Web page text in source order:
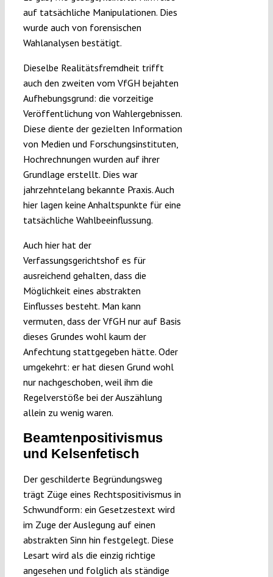
auf tatsächliche Manipulationen. Dies
wurde auch von forensischen
Wahlanalysen bestätigt.
Dieselbe Realitätsfremdheit trifft
auch den zweiten vom VfGH bejahten
Aufhebungsgrund: die vorzeitige
Veröffentlichung von Wahlergebnissen.
Diese diente der gezielten Information
von Medien und Forschungsinstituten,
Hochrechnungen wurden auf ihrer
Grundlage erstellt. Dies war
jahrzehntelang bekannte Praxis. Auch
hier lagen keine Anhaltspunkte für eine
tatsächliche Wahlbeeinflussung.
Auch hier hat der
Verfassungsgerichtshof es für
ausreichend gehalten, dass die
Möglichkeit eines abstrakten
Einflusses besteht. Man kann
vermuten, dass der VfGH nur auf Basis
dieses Grundes wohl kaum der
Anfechtung stattgegeben hätte. Oder
umgekehrt: er hat diesen Grund wohl
nur nachgeschoben, weil ihm die
Regelverstöße bei der Auszählung
allein zu wenig waren.
Beamtenpositivismus
und Kelsenfetisch
Der geschilderte Begründungsweg
trägt Züge eines Rechtspositivismus in
Schwundform: ein Gesetzestext wird
im Zuge der Auslegung auf einen
abstrakten Sinn hin festgelegt. Diese
Lesart wird als die einzig richtige
angesehen und folglich als ständige